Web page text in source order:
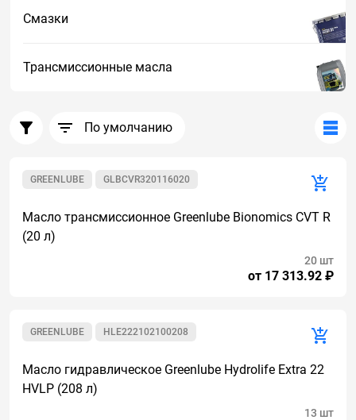
Смазки
Трансмиссионные масла
По умолчанию
GLBCVR320116020
GREENLUBE
Масло трансмиссионное Greenlube Bionomics CVT R
(20 л)
от 17 313.92 ₽
20 шт
HLE222102100208
GREENLUBE
Масло гидравлическое Greenlube Hydrolife Extra 22
HVLP (208 л)
13 шт